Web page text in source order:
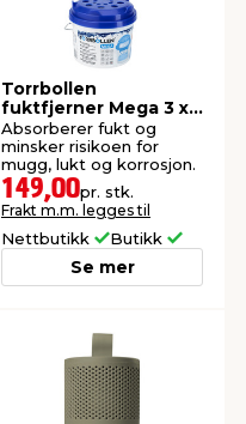
Torrbollen
fuktfjerner Mega 3 x
450 g
Absorberer fukt og
minsker risikoen for
mugg, lukt og korrosjon.
149,00pr. stk.
Frakt m.m. legges til
Nettbutikk Butikk
Se mer